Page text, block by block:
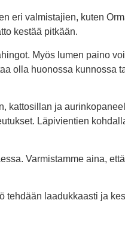
eri valmistajien, kuten
kestää pitkään.
Myös lumen paino
olla huonossa kunnossa
kattosillan ja
Läpivientien
Varmistamme aina,
tehdään laadukkaasti ja